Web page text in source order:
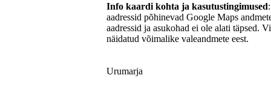
Info kaardi kohta ja kasutustingimused
aadressid põhinevad Google Maps
aadressid ja asukohad ei ole alati täpsed.
näidatud võimalike valeandmete eest.
Urumarja